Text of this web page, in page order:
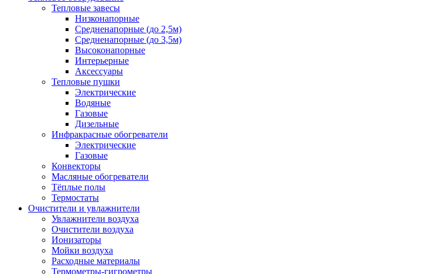
Тепловые завесы
Низконапорные
Средненапорные (до 2,5м)
Средненапорные (до 3,5м)
Высоконапорные
Интерьерные
Аксессуары
Тепловые пушки
Электрические
Водяные
Газовые
Дизельные
Инфракрасные обогреватели
Электрические
Газовые
Конвекторы
Масляные обогреватели
Тёплые полы
Термостаты
Очистители и увлажнители
Увлажнители воздуха
Очистители воздуха
Ионизаторы
Мойки воздуха
Расходные материалы
Термометры-гигрометры